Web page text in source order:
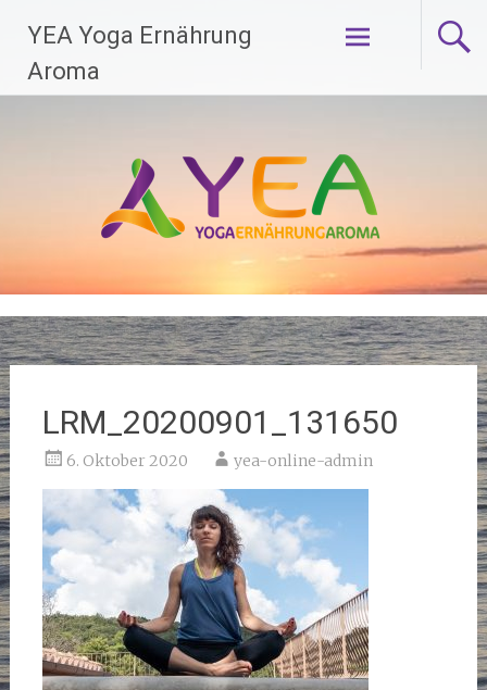
Inhalt
springen
YEA Yoga Ernährung
Aroma
LRM_20200901_131650
6. Oktober 2020 yea-online-admin